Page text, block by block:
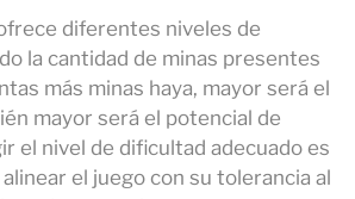
diferentes niveles de
la cantidad de minas presentes
más minas haya, mayor será el
mayor será el potencial de
el nivel de dificultad adecuado es
el juego con su tolerancia al